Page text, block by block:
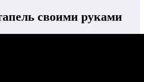
своими руками